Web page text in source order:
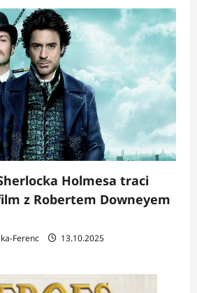
Holmesa traci
z Robertem Downeyem
Ferenc 13.10.2025